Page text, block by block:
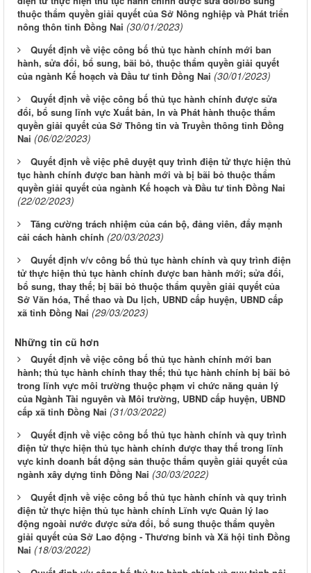
thuộc thẩm quyền giải quyết của Sở Nông nghiệp và Phát triển
nông thôn tỉnh Đồng Nai (30/01/2023)
Quyết định về việc công bố thủ tục hành chính mới ban
hành, sửa đổi, bổ sung, bãi bỏ, thuộc thẩm quyền giải quyết
của ngành Kế hoạch và Đầu tư tỉnh Đồng Nai (30/01/2023)
Quyết định về việc công bố thủ tục hành chính được sửa
đổi, bổ sung lĩnh vực Xuất bản, In và Phát hành thuộc thẩm
quyền giải quyết của Sở Thông tin và Truyền thông tỉnh Đồng
Nai (06/02/2023)
Quyết định về việc phê duyệt quy trình điện tử thực hiện thủ
tục hành chính được ban hành mới và bị bãi bỏ thuộc thẩm
quyền giải quyết của ngành Kế hoạch và Đầu tư tỉnh Đồng Nai
(22/02/2023)
Tăng cường trách nhiệm của cán bộ, đảng viên, đẩy mạnh
cải cách hành chính (20/03/2023)
Quyết định v/v công bố thủ tục hành chính và quy trình điện
tử thực hiện thủ tục hành chính được ban hành mới; sửa đổi,
bổ sung, thay thế; bị bãi bỏ thuộc thẩm quyền giải quyết của
Sở Văn hóa, Thể thao và Du lịch, UBND cấp huyện, UBND cấp
xã tỉnh Đồng Nai (29/03/2023)
Những tin cũ hơn
Quyết định về việc công bố thủ tục hành chính mới ban
hành; thủ tục hành chính thay thế; thủ tục hành chính bị bãi bỏ
trong lĩnh vực môi trường thuộc phạm vi chức năng quản lý
của Ngành Tài nguyên và Môi trường, UBND cấp huyện, UBND
cấp xã tỉnh Đồng Nai (31/03/2022)
Quyết định về việc công bố thủ tục hành chính và quy trình
điện tử thực hiện thủ tục hành chính được thay thế trong lĩnh
vực kinh doanh bất động sản thuộc thẩm quyền giải quyết của
ngành xây dựng tỉnh Đồng Nai (30/03/2022)
Quyết định về việc công bố thủ tục hành chính và quy trình
điện tử thực hiện thủ tục hành chính Lĩnh vực Quản lý lao
động ngoài nước được sửa đổi, bổ sung thuộc thẩm quyền
giải quyết của Sở Lao động - Thương binh và Xã hội tỉnh Đồng
Nai (18/03/2022)